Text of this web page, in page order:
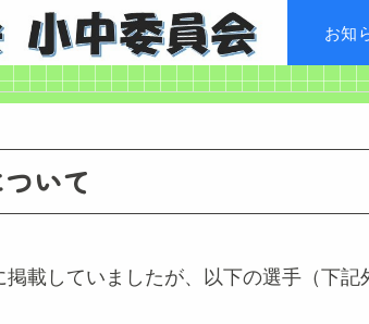
お知
いて
載していましたが、以下の選手（下記